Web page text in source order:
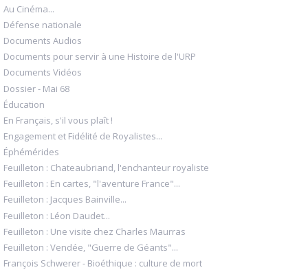
Au Cinéma...
Défense nationale
Documents Audios
Documents pour servir à une Histoire de l'URP
Documents Vidéos
Dossier - Mai 68
Éducation
En Français, s'il vous plaît !
Engagement et Fidélité de Royalistes...
Éphémérides
Feuilleton : Chateaubriand, l'enchanteur royaliste
Feuilleton : En cartes, "l'aventure France"...
Feuilleton : Jacques Bainville...
Feuilleton : Léon Daudet...
Feuilleton : Une visite chez Charles Maurras
Feuilleton : Vendée, "Guerre de Géants"...
François Schwerer - Bioéthique : culture de mort